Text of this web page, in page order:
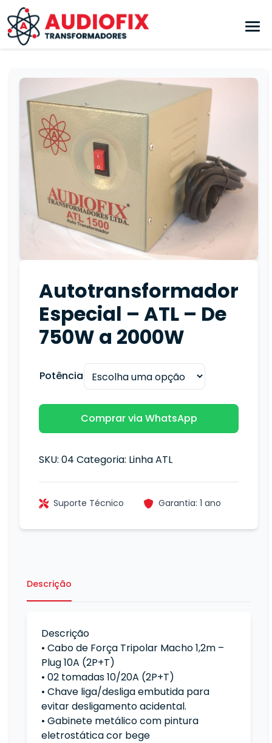
Pular para o conteúdo principal
Autotransformador
Especial – ATL – De
750W a 2000W
Potência
Comprar via WhatsApp
SKU: 04 Categoria: Linha ATL
Suporte Técnico Garantia: 1 ano
Descrição
Descrição
• Cabo de Força Tripolar Macho 1,2m –
Plug 10A (2P+T)
• 02 tomadas 10/20A (2P+T)
• Chave liga/desliga embutida para
evitar desligamento acidental.
• Gabinete metálico com pintura
eletrostática cor bege